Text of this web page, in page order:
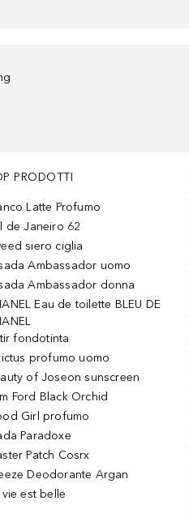
PRODOTTI
Latte Profumo
de Janeiro 62
siero ciglia
Ambassador uomo
Ambassador donna
Eau de toilette BLEU DE
fondotinta
profumo uomo
of Joseon sunscreen
Ford Black Orchid
Girl profumo
Paradoxe
Patch Cosrx
Deodorante Argan
vie est belle